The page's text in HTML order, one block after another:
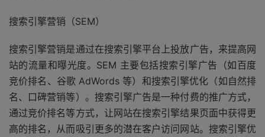
搜索引擎营销（SEM）
搜索引擎营销是通过在搜索引擎平台上投放广告，来提高网
站的流量和曝光度。SEM 主要包括搜索引擎广告（如百度
竞价排名、谷歌 AdWords 等）和搜索引擎优化（如自然排
名、口碑营销等）。搜索引擎广告是一种付费的推广方式，
通过竞价排名等方式，让网站在搜索引擎结果页面中获得更
高的排名，从而吸引更多的潜在客户访问网站。搜索引擎优